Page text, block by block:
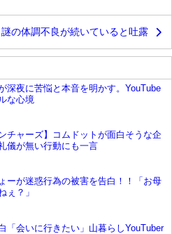
の体調不良が続いていると吐露
深夜に苦悩と本音を明かす。YouTube
な心境
チャーズ】コムドットが面白そうな企
儀が無い行動にも一言
ーが迷惑行為の被害を告白！！「お母
ぇ？」
「会いに行きたい」山暮らしYouTuber